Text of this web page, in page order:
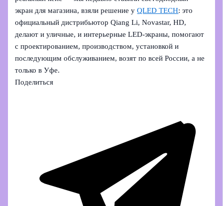
экран для магазина, взяли решение уQLED TECH: это
официальный дистрибьютор Qiang Li, Novastar, HD,
делают и уличные, и интерьерные LED-экраны, помогают
с проектированием, производством, установкой и
последующим обслуживанием, возят по всей России, а не
только в Уфе.
Поделиться